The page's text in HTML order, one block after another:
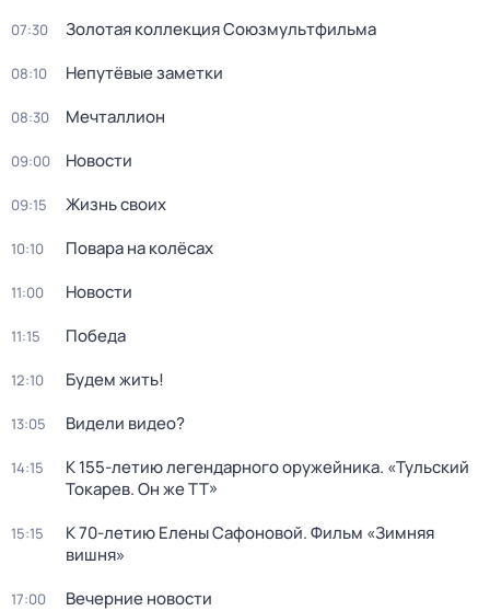
07:30 Золотая коллекция Союзмультфильма
08:10 Непутёвые заметки
08:30 Мечталлион
09:00 Новости
09:15 Жизнь своих
10:10 Повара на колёсах
11:00 Новости
11:15 Победа
12:10 Будем жить!
13:05 Видели видео?
14:15
К 155-летию легендарного оружейника. «Тульский
Токарев. Он же ТТ»
15:15
К 70-летию Елены Сафоновой. Фильм «Зимняя
вишня»
17:00 Вечерние новости